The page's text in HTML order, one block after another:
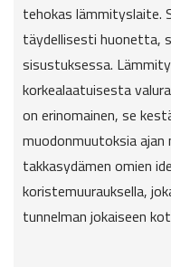
tehokas lämmityslaite.
täydellisesti huonetta,
sisustuksessa.
korkealaatuisesta
on erinomainen, se
muodonmuutoksia
takkasydämen omien
koristemuurauksella,
tunnelman jokaiseen